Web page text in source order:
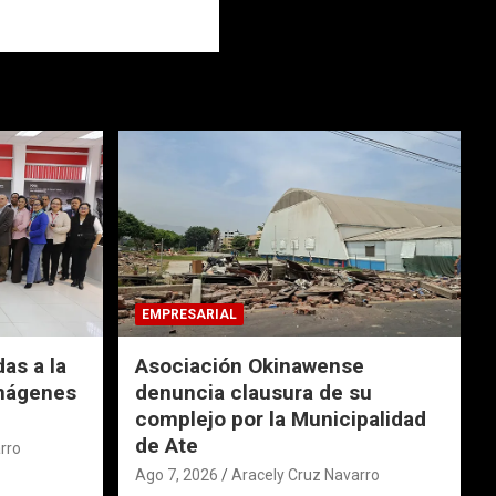
a la
EMPRESARIAL
Asociación Okinawense
denuncia clausura de su
complejo por la Municipalidad
de Ate
Ago 7, 2026 Aracely Cruz Navarro